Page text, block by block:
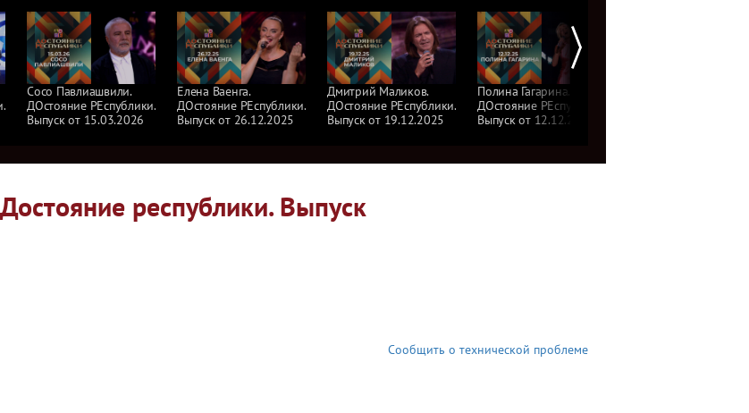
Сосо Павлиашвили.
ДОстояние РЕспублики.
Выпуск от 15.03.2026
Елена Ваенга.
ДОстояние РЕспублики.
Выпуск от 26.12.2025
Дмитрий Маликов.
ДОстояние РЕспублики.
Выпуск от 19.12.2025
Полина Гагарина.
ДОстояние РЕспублики.
Выпуск от 12.12.2025
республики. Выпуск
Сообщить о технической проблеме